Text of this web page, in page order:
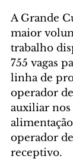
A Grande
maior
trabalho
755 vagas
linha de
operador
auxiliar nos
operador
receptivo.